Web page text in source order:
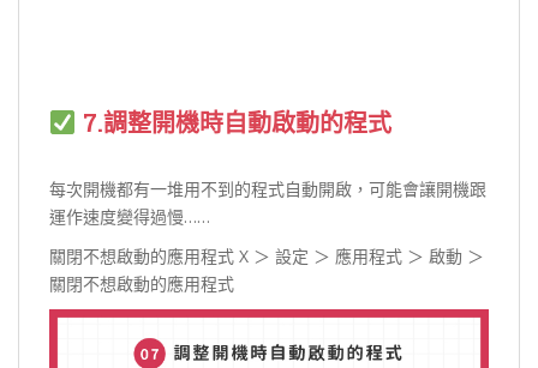
7.調整開機時自動啟動的程式
每次開機都有一堆用不到的程式自動開啟，可能會讓開機跟
運作速度變得過慢……
關閉不想啟動的應用程式 X ＞ 設定 ＞ 應用程式 ＞ 啟動 ＞
關閉不想啟動的應用程式